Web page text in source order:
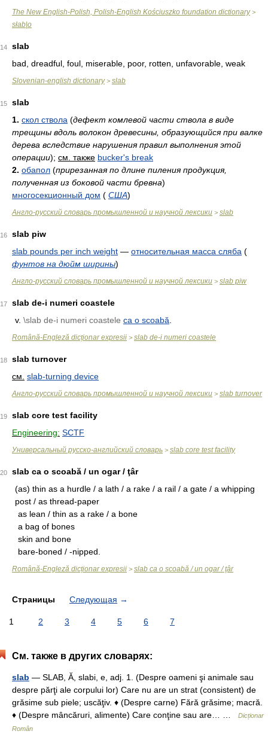
The New English-Polish, Polish-English Kościuszko foundation dictionary>
słab|o
14
slab
bad, dreadful, foul, miserable, poor, rotten, unfavorable, weak
Slovenian-english dictionary> slab
15
slab
1. скол ствола (дефект комлевой части ствола в виде
трещины вдоль волокон древесины, образующийся при валке
дерева вследствие нарушения правил выполнения этой
операции); см. также bucker's break
2. обапол (прирезанная по длине пиления продукция,
полученная из боковой части бревна)
многосекционный дом ( США)
Англо-русский словарь промышленной и научной лексики > slab
16
slab piw
slab pounds per inch weight — относительная масса сляба (
фунтов на дюйм ширины)
Англо-русский словарь промышленной и научной лексики > slab piw
17
slab de-i numeri coastele
v. \slab de-i numeri coastele ca o scoabă
Română-Engleză dicționar expresii > slab de-i numeri coastele
18
slab turnover
см. slab-turning device
Англо-русский словарь промышленной и научной лексики > slab turnover
19
slab core test facility
Engineering: SCTF
Универсальный русско-английский словарь > slab core test facility
20
slab ca o scoabă / un ogar / ţâr
(as) thin as a hurdle / a lath / a rake / a rail / a gate / a whipping
post / as thread-paper
as lean / thin as a rake / a bone
a bag of bones
skin and bone
bare-boned / -nipped.
Română-Engleză dicționar expresii > slab ca o scoabă / un ogar / ţâr
Страницы Следующая →
1 2 3 4 5 6 7
См. также в других словарях:
slab — SLAB, Ă, slabi, e, adj. 1. (Despre oameni şi animale sau
despre părţi ale corpului lor) Care nu are un strat (consistent) de
grăsime sub piele; uscăţiv. ♦ (Despre carne) Fără grăsime; macră.
♦ (Despre mâncăruri, alimente) Care conţine sau are… …
Dicționar
Român